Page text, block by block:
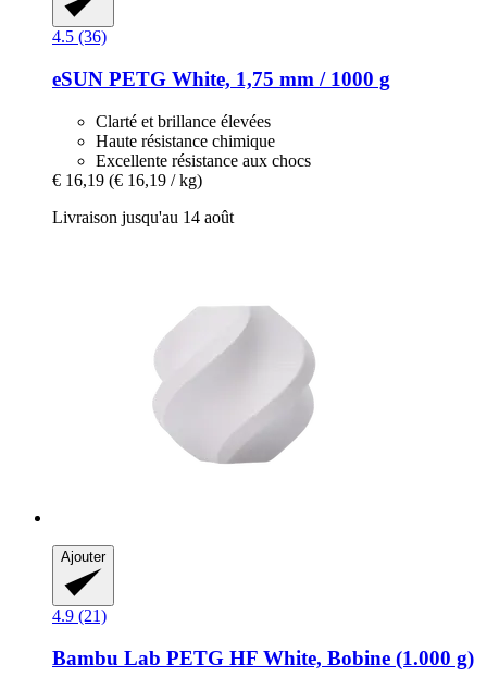
4.5 (36)
eSUN PETG White, 1,75 mm / 1000 g
Clarté et brillance élevées
Haute résistance chimique
Excellente résistance aux chocs
€ 16,19 (€ 16,19 / kg)
Livraison jusqu'au 14 août
Ajouter
4.9 (21)
Bambu Lab PETG HF White, Bobine (1.000 g)